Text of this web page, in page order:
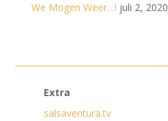
We Mogen Weer…! juli 2, 2020
Extra
salsaventura.tv